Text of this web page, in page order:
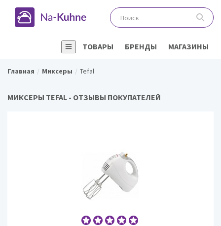
ТОВАРЫ БРЕНДЫ МАГАЗИНЫ
Главная Миксеры Tefal
МИКСЕРЫ TEFAL - ОТЗЫВЫ ПОКУПАТЕЛЕЙ